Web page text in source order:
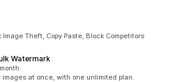
Theft, Copy Paste, Block Competitors
Watermark
images at once, with one unlimited plan.